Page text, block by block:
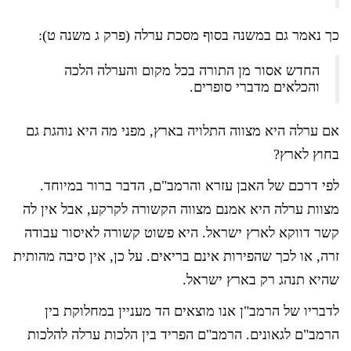
כך נאמר גם במשנה בסוף מסכת ערלה (פרק ג משנה ט):
החדש אסור מן התורה בכל מקום והערלה הלכה
והכלאים מדברי סופרים.
אם ערלה היא מצווה התלויה בארץ, מפני מה היא נוהגת גם
בחוץ לארץ?
לפי דרכם של האבן עזרא והרמב"ם, הדבר ברור במיוחד.
מצוות ערלה היא אמנם מצווה הקשורה לקרקע, אבל אין לה
קשר דווקא לארץ ישראל. היא פשוט קשורה לאיסור עבודה
זרה, או לכך שהפירות אינם בריאים. על כן, אין סיבה מהותית
שהיא תנהג רק בארץ ישראל.
לדבריו של הרמב"ן אנו מוצאים הד מעניין במחלוקת בין
הרמב"ם לגאונים. הרמב"ם הפריד בין הלכות ערלה להלכות